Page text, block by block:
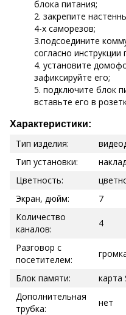
блока питания;
2. закрепите
4-х саморезов;
3.подсоедините
согласно инструкции
4. установите
зафиксируйте его;
5. подключите блок
вставьте его в
Характеристики:
Тип изделия:
Тип установки:
Цветность:
Экран, дюйм:
7
Количество
каналов:
4
Разговор с
посетителем:
Блок памяти:
карта
Дополнительная
трубка:
нет